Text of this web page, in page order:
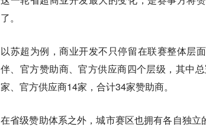
了。
以苏超为例，商业开发不只停留在联赛整体层
伴、官方赞助商、官方供应商四个层级，其中
家、官方供应商14家，合计34家赞助商。
在省级赞助体系之外，城市赛区也拥有各自独